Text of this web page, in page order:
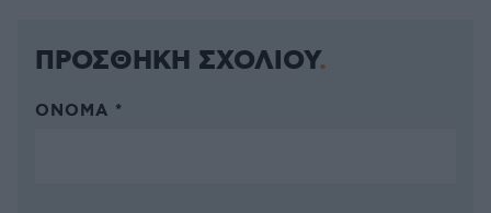
ΠΡΟΣΘΗΚΗ ΣΧΟΛΙΟΥ
ΌΝΟΜΑ *